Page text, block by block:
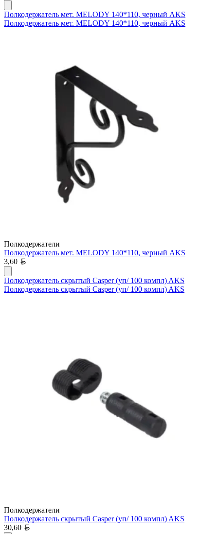
Полкодержатель мет. MELODY 140*110, черный AKS
Полкодержатель мет. MELODY 140*110, черный AKS
Полкодержатели
Полкодержатель мет. MELODY 140*110, черный AKS
3,60
Полкодержатель скрытый Casper (уп/ 100 компл) AKS
Полкодержатель скрытый Casper (уп/ 100 компл) AKS
Полкодержатели
Полкодержатель скрытый Casper (уп/ 100 компл) AKS
30,60